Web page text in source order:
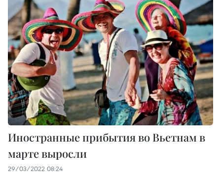
Иностранные прибытия во Вьетнам в
марте выросли
29/03/2022 08:24